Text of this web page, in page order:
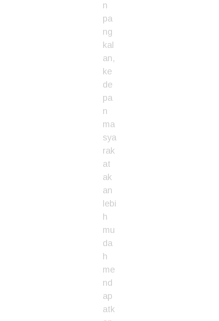
n
pa
ng
kal
an,
ke
de
pa
n
ma
sya
rak
at
ak
an
lebi
h
mu
da
h
me
nd
ap
atk